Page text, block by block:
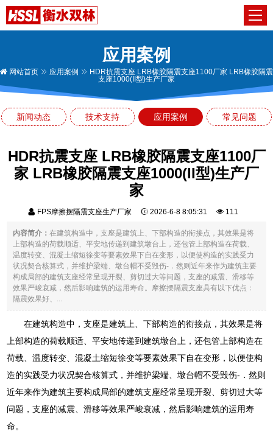
应用案例
网站首页 应用案例
HDR抗震支座 LRB橡胶隔震支座1100厂家 LRB橡胶隔震
支座1000(II型)生产厂家
新闻动态 技术支持 应用案例 常见问题
HDR抗震支座 LRB橡胶隔震支座1100厂
家 LRB橡胶隔震支座1000(II型)生产厂
家
FPS摩擦摆隔震支座生产厂家 2026-6-8 8:05:31 111
内容简介：在建筑构造中，支座是建筑上、下部构造的衔接点，其效果是将
上部构造的荷载顺适、平安地传递到建筑墩台上，还包管上部构造在荷载、
温度转变、混凝土缩短徐变等要素效果下自在变形，以便使构造的实践受力
状况契合核算式，并维护梁端、墩台帽不受毁伤-．然则近年来作为建筑主要
构成局部的建筑支座经常呈现开裂、剪切过大等问题，支座的减震、滑移等
效果严峻衰减，然后影响建筑的运用寿命。摩擦摆隔震支座具有以下优点：
隔震效果好、...
在建筑构造中，支座是建筑上、下部构造的衔接点，其效果是将
上部构造的荷载顺适、平安地传递到建筑墩台上，还包管上部构造在
荷载、温度转变、混凝土缩短徐变等要素效果下自在变形，以便使构
造的实践受力状况契合核算式，并维护梁端、墩台帽不受毁伤-．然则
近年来作为建筑主要构成局部的建筑支座经常呈现开裂、剪切过大等
问题，支座的减震、滑移等效果严峻衰减，然后影响建筑的运用寿
命。